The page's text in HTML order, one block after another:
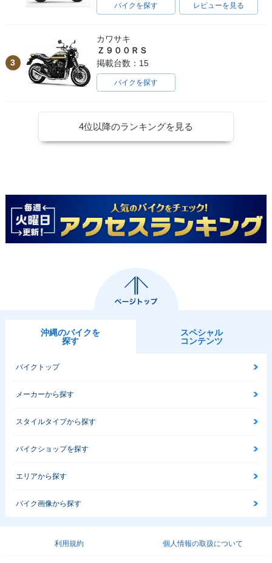
バイクを探す レビューを見る
3
カワサキ
Ｚ９００ＲＳ
掲載台数：15
バイクを探す
4位以降のランキングを見る
沖縄のバイクを
探す
スペシャル
コンテンツ
バイクトップ
メーカーから探す
スタイルタイプから探す
バイクショップを探す
エリアから探す
バイク画像から探す
利用規約 個人情報の取扱について